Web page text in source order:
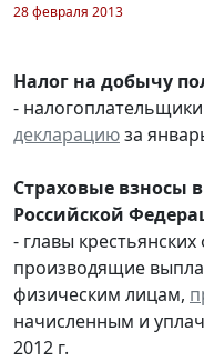
28 февраля 2013
Налог на добычу
- налогоплательщики
декларациюза
Страховые взносы
Российской
- главы
производящие
физическим лицам,
начисленным и
2012 г.